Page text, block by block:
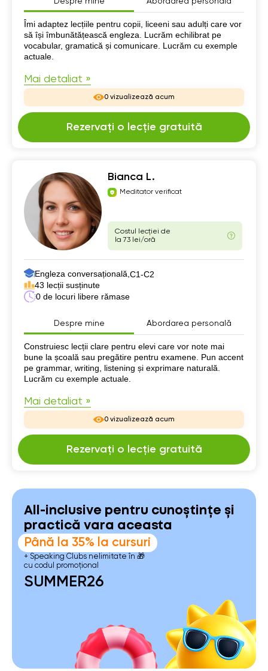
Despre mine
Îmi adaptez lecțiile pentru copii, liceeni sau adulți care vor
să își îmbunătățească engleza. Lucrăm echilibrat pe
vocabular, gramatică și comunicare. Lucrăm cu exemple
actuale.
Mai detaliat »
0 vizualizează acum
Rezervați o lecție gratuită
Bianca L.
Meditator verificat
Costul lecției de
la 73 lei/oră
Engleza conversațională, C1-C2
43 lecții susținute
0 de locuri libere rămase
Despre mine Abordarea personală
Despre mine
Construiesc lecții clare pentru elevi care vor note mai
bune la școală sau pregătire pentru examene. Pun accent
pe grammar, writing, listening și exprimare naturală.
Lucrăm cu exemple actuale.
Mai detaliat »
0 vizualizează acum
Rezervați o lecție gratuită
All-inclusive pentru cunoștințe și
practică vara aceasta
Până la 35% la cursuri
+ Speaking Clubs nelimitate în 🎁
cu codul promoțional
SUMMER26